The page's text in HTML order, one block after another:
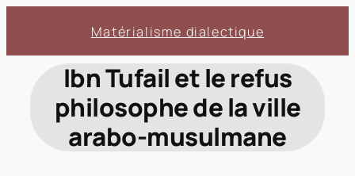
contenu
Matérialisme dialectique
Ibn Tufail et le refus
philosophe de la ville
arabo-musulmane